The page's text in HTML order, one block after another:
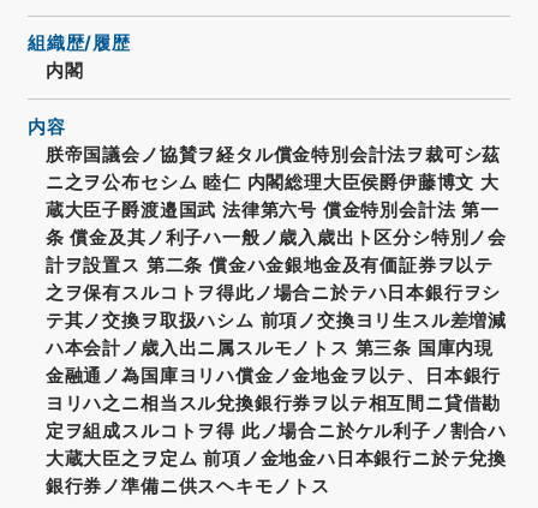
組織歴/履歴
内閣
内容
朕帝国議会ノ協賛ヲ経タル償金特別会計法ヲ裁可シ茲
ニ之ヲ公布セシム 睦仁 内閣総理大臣侯爵伊藤博文 大
蔵大臣子爵渡邉国武 法律第六号 償金特別会計法 第一
条 償金及其ノ利子ハ一般ノ歳入歳出ト区分シ特別ノ会
計ヲ設置ス 第二条 償金ハ金銀地金及有価証券ヲ以テ
之ヲ保有スルコトヲ得此ノ場合ニ於テハ日本銀行ヲシ
テ其ノ交換ヲ取扱ハシム 前項ノ交換ヨリ生スル差増減
ハ本会計ノ歳入出ニ属スルモノトス 第三条 国庫内現
金融通ノ為国庫ヨリハ償金ノ金地金ヲ以テ、日本銀行
ヨリハ之ニ相当スル兌換銀行券ヲ以テ相互間ニ貸借勘
定ヲ組成スルコトヲ得 此ノ場合ニ於ケル利子ノ割合ハ
大蔵大臣之ヲ定ム 前項ノ金地金ハ日本銀行ニ於テ兌換
銀行券ノ準備ニ供スヘキモノトス